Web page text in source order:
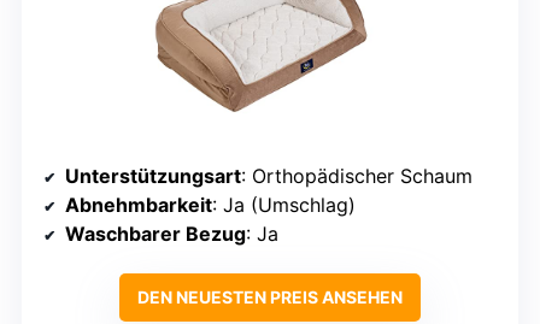
Unterstützungsart: Orthopädischer Schaum
Abnehmbarkeit: Ja (Umschlag)
Waschbarer Bezug: Ja
DEN NEUESTEN PREIS ANSEHEN